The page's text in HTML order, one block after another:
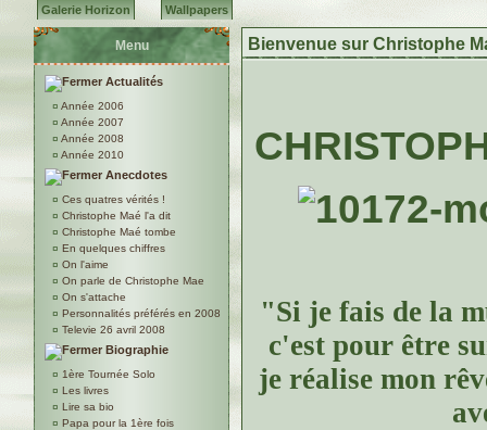
Galerie Horizon Wallpapers
Menu
Actualités
¤ Année 2006
¤ Année 2007
¤ Année 2008
¤ Année 2010
Anecdotes
¤ Ces quatres vérités !
¤ Christophe Maé l'a dit
¤ Christophe Maé tombe
¤ En quelques chiffres
¤ On l'aime
¤ On parle de Christophe Mae
¤ On s'attache
¤ Personnalités préférés en 2008
¤ Televie 26 avril 2008
Biographie
¤ 1ère Tournée Solo
¤ Les livres
¤ Lire sa bio
¤ Papa pour la 1ère fois
Bienvenue sur Christophe
"Si je fais de la
c'est pour être
je réalise mon